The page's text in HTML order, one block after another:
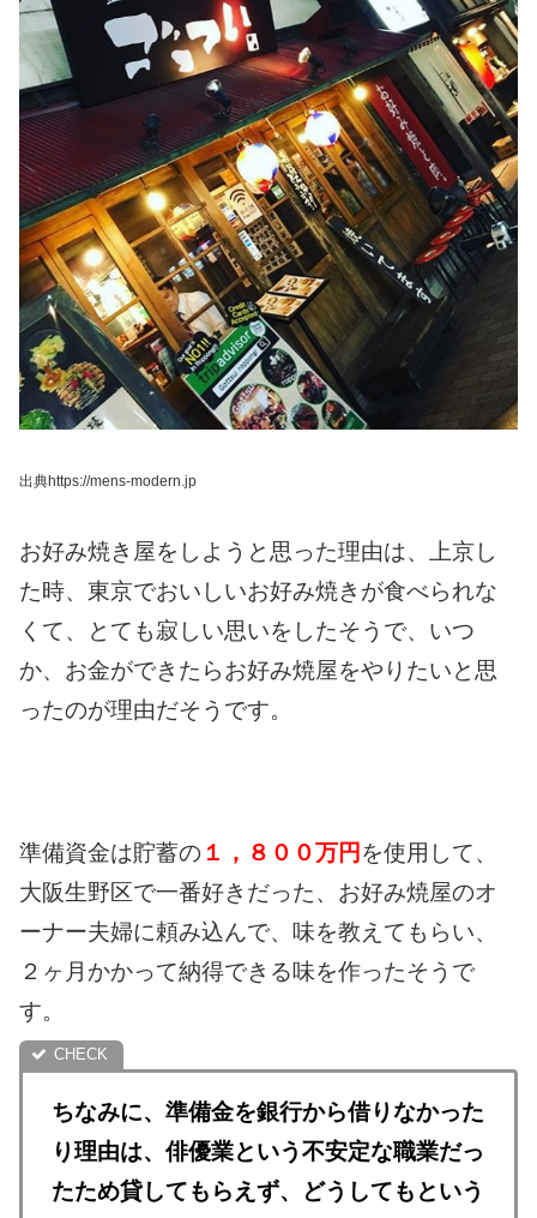
出典https://mens-modern.jp
お好み焼き屋をしようと思った理由は、上京し
た時、東京でおいしいお好み焼きが食べられな
くて、とても寂しい思いをしたそうで、いつ
か、お金ができたらお好み焼屋をやりたいと思
ったのが理由だそうです。
準備資金は貯蓄の １，８００万円 を使用して、
大阪生野区で一番好きだった、お好み焼屋のオ
ーナー夫婦に頼み込んで、味を教えてもらい、
２ヶ月かかって納得できる味を作ったそうで
す。
ちなみに、準備金を銀行から借りなかった
り理由は、俳優業という不安定な職業だっ
たため貸してもらえず、どうしてもという